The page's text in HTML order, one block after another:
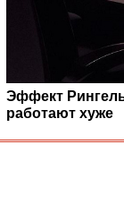
Эффект
работают хуже